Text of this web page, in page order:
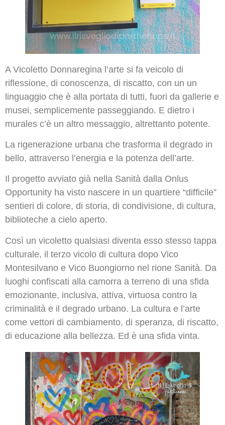
A Vicoletto Donnaregina l’arte si fa veicolo di
riflessione, di conoscenza, di riscatto, con un un
linguaggio che è alla portata di tutti, fuori da gallerie e
musei, semplicemente passeggiando. E dietro i
murales c’è un altro messaggio, altrettanto potente.
La rigenerazione urbana che trasforma il degrado in
bello, attraverso l’energia e la potenza dell’arte.
Il progetto avviato già nella Sanità dalla Onlus
Opportunity ha visto nascere in un quartiere “difficile”
sentieri di colore, di storia, di condivisione, di cultura,
biblioteche a cielo aperto.
Così un vicoletto qualsiasi diventa esso stesso tappa
culturale, il terzo vicolo di cultura dopo Vico
Montesilvano e Vico Buongiorno nel rione Sanità. Da
luoghi confiscati alla camorra a terreno di una sfida
emozionante, inclusiva, attiva, virtuosa contro la
criminalità e il degrado urbano. La cultura e l’arte
come vettori di cambiamento, di speranza, di riscatto,
di educazione alla bellezza. Ed è una sfida vinta.